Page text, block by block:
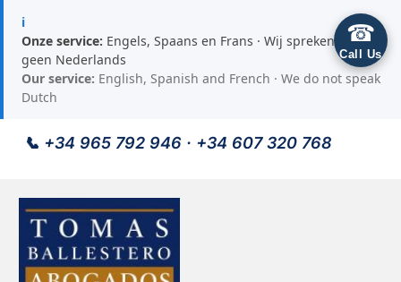
ℹ
Onze service: Engels, Spaans en Frans · Wij spreken
geen Nederlands
Our service: English, Spanish and French · We do not speak
Dutch
📞 +34 965 792 946 · +34 607 320 768
☎
Call Us